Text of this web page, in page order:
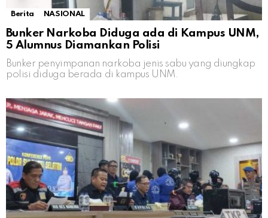
Berita NASIONAL
Bunker Narkoba Diduga ada di Kampus UNM,
5 Alumnus Diamankan Polisi
Bunker penyimpanan narkoba jenis sabu yang diungkap
polisi diduga berada di kampus UNM.